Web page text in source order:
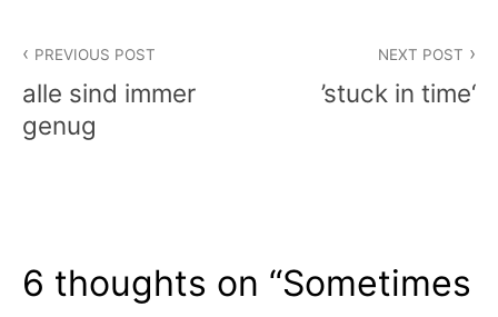
PREVIOUS POST
alle sind immer
genug
NEXT POST
’stuck in time‘
6 thoughts on “Sometimes